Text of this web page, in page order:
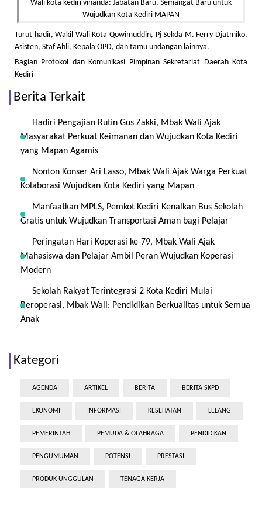
Turut hadir, Wakil Wali Kota Qowimuddin, Pj Sekda M. Ferry Djatmiko,
Asisten, Staf Ahli, Kepala OPD, dan tamu undangan lainnya.
Bagian Protokol dan Komunikasi Pimpinan Sekretariat Daerah Kota
Kediri
Berita Terkait
Hadiri Pengajian Rutin Gus Zakki, Mbak Wali Ajak
Masyarakat Perkuat Keimanan dan Wujudkan Kota Kediri
yang Mapan Agamis
Nonton Konser Ari Lasso, Mbak Wali Ajak Warga Perkuat
Kolaborasi Wujudkan Kota Kediri yang Mapan
Manfaatkan MPLS, Pemkot Kediri Kenalkan Bus Sekolah
Gratis untuk Wujudkan Transportasi Aman bagi Pelajar
Peringatan Hari Koperasi ke-79, Mbak Wali Ajak
Mahasiswa dan Pelajar Ambil Peran Wujudkan Koperasi
Modern
Sekolah Rakyat Terintegrasi 2 Kota Kediri Mulai
Beroperasi, Mbak Wali: Pendidikan Berkualitas untuk Semua
Anak
Kategori
AGENDA ARTIKEL BERITA BERITA SKPD
EKONOMI INFORMASI KESEHATAN LELANG
PEMERINTAH PEMUDA & OLAHRAGA PENDIDIKAN
PENGUMUMAN POTENSI PRESTASI
PRODUK UNGGULAN TENAGA KERJA